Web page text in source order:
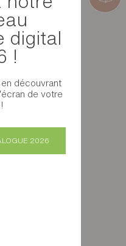
digital
!
en découvrant
de votre
2026